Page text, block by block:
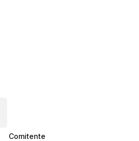
Comitente